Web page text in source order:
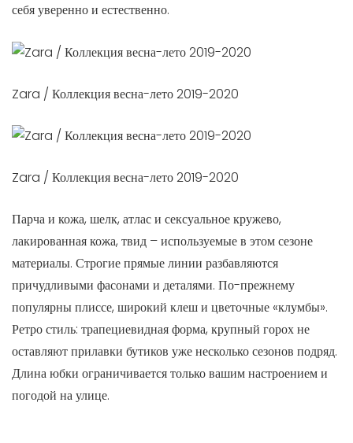
себя уверенно и естественно.
Zara / Коллекция весна-лето 2019-2020
Zara / Коллекция весна-лето 2019-2020
Парча и кожа, шелк, атлас и сексуальное кружево,
лакированная кожа, твид – используемые в этом сезоне
материалы. Строгие прямые линии разбавляются
причудливыми фасонами и деталями. По-прежнему
популярны плиссе, широкий клеш и цветочные «клумбы».
Ретро стиль: трапециевидная форма, крупный горох не
оставляют прилавки бутиков уже несколько сезонов подряд.
Длина юбки ограничивается только вашим настроением и
погодой на улице.